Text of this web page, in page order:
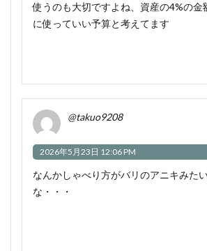
使うのも大切ですよね、資産の4%の金
に使っていい予算と考えてます
@takuo9208
2026年5月23日 12:06 PM
なんかしゃべり方がバリのアニキみた
な・・・